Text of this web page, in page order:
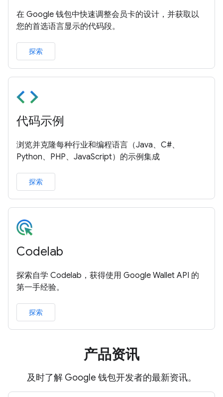
在 Google 钱包中快速调整会员卡的设计，并获取以
您的首选语言显示的代码段。
探索
代码示例
浏览并克隆每种行业和编程语言（Java、C#、
Python、PHP、JavaScript）的示例集成
探索
Codelab
探索自学 Codelab，获得使用 Google Wallet API 的
第一手经验。
探索
产品资讯
及时了解 Google 钱包开发者的最新资讯。